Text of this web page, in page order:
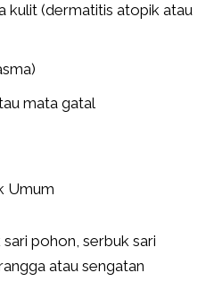
kulit (dermatitis atopik atau
mata gatal
Umum
pohon, serbuk sari
atau sengatan